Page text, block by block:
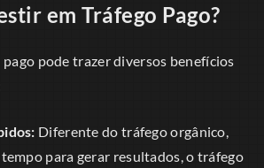
em Tráfego Pago?
pode trazer diversos benefícios
Diferente do tráfego orgânico,
para gerar resultados, o tráfego